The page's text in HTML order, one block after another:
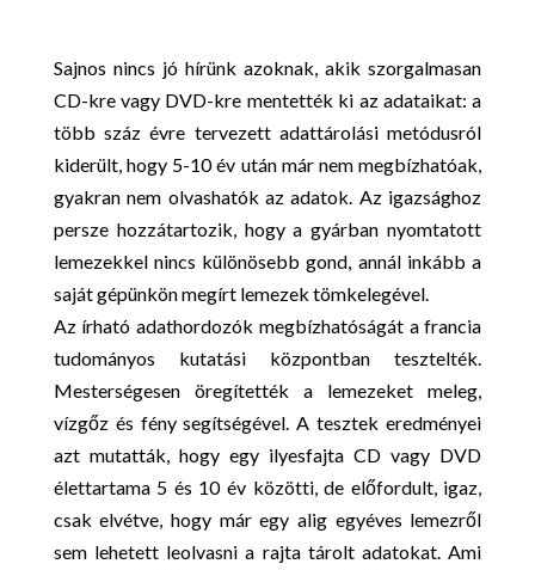
Sajnos nincs jó hírünk azoknak, akik szorgalmasan
CD-kre vagy DVD-kre mentették ki az adataikat: a
több száz évre tervezett adattárolási metódusról
kiderült, hogy 5-10 év után már nem megbízhatóak,
gyakran nem olvashatók az adatok. Az igazsághoz
persze hozzátartozik, hogy a gyárban nyomtatott
lemezekkel nincs különösebb gond, annál inkább a
saját gépünkön megírt lemezek tömkelegével.
Az írható adathordozók megbízhatóságát a francia
tudományos kutatási központban tesztelték.
Mesterségesen öregítették a lemezeket meleg,
vízgőz és fény segítségével. A tesztek eredményei
azt mutatták, hogy egy ilyesfajta CD vagy DVD
élettartama 5 és 10 év közötti, de előfordult, igaz,
csak elvétve, hogy már egy alig egyéves lemezről
sem lehetett leolvasni a rajta tárolt adatokat. Ami